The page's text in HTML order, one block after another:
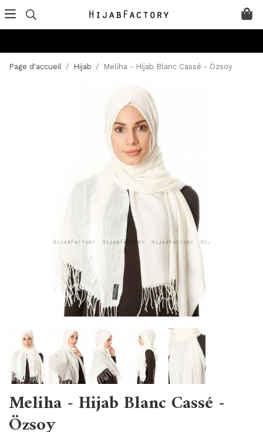
Page d'accueil / Hijab / Meliha - Hijab Blanc Cassé - Özsoy
Meliha - Hijab Blanc Cassé -
Özsoy